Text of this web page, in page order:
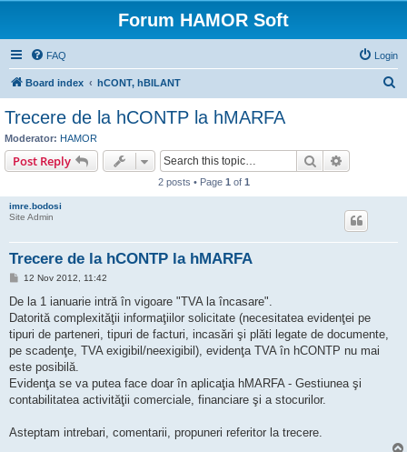
Forum HAMOR Soft
FAQ Login
Board index hCONT, hBILANT
Trecere de la hCONTP la hMARFA
Moderator: HAMOR
Post Reply Search
2 posts • Page 1 of 1
imre.bodosi
Site Admin
Trecere de la hCONTP la hMARFA
P
s
12 Nov 2012, 11:42
De la 1 ianuarie intră în vigoare "TVA la încasare".
Datorită complexităţii informaţiilor solicitate (necesitatea evidenţei pe
tipuri de parteneri, tipuri de facturi, incasări şi plăti legate de documente,
pe scadenţe, TVA exigibil/neexigibil), evidenţa TVA în hCONTP nu mai
este posibilă.
Evidenţa se va putea face doar în aplicaţia hMARFA - Gestiunea şi
contabilitatea activităţii comerciale, financiare şi a stocurilor.
Asteptam intrebari, comentarii, propuneri referitor la trecere.